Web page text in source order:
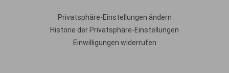
Privatsphäre-Einstellungen ändern
Historie der Privatsphäre-Einstellungen
Einwilligungen widerrufen